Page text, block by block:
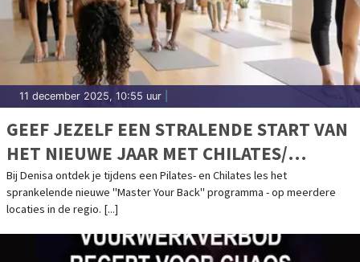
11 december 2025, 10:55 uur
GEEF JEZELF EEN STRALENDE START VAN
HET NIEUWE JAAR MET CHILATES/
PILATES BY DENISA - "MASTER YOUR
BACK"
Bij Denisa ontdek je tijdens een Pilates- en Chilates les het
sprankelende nieuwe "Master Your Back" programma - op meerdere
locaties in de regio. [...]